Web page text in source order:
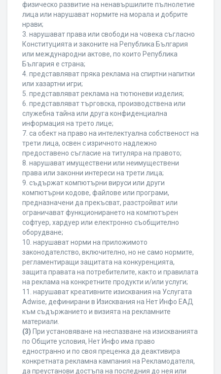
физическо развитие на ненавършилите пълнолетие
лица или нарушават нормите на морала и добрите
нрави;
3. нарушават права или свободи на човека съгласно
Конституцията и законите на Република България
или международни актове, по които Република
България е страна;
4. представляват пряка реклама на спиртни напитки
или хазартни игри;
5. представляват реклама на тютюневи изделия;
6. представляват търговска, производствена или
служебна тайна или друга конфиденциална
информация на трето лице;
7. са обект на право на интелектуална собственост на
трети лица, освен с изричното надлежно
предоставено съгласие на титуляра на правото;
8. нарушават имуществени или неимуществени
права или законни интереси на трети лица;
9. съдържат компютърни вируси или други
компютърни кодове, файлове или програми,
предназначени да прекъсват, разстройват или
ограничават функционирането на компютърен
софтуер, хардуер или електронно съобщително
оборудване;
10. нарушават норми на приложимото
законодателство, включително, но не само нормите,
регламентиращи защитата на конкуренцията,
защита правата на потребителите, както и правилата
на реклама на конкретните продукти и/или услуги;
11. нарушават креативните изисквания на Услугата
Adwise, дефинирани в Изисквания на Нет Инфо ЕАД
към съдържанието и визията на рекламните
материали.
(3) При установяване на неспазване на изискванията
по Общите условия, Нет Инфо има право
едностранно и по своя преценка да деактивира
конкретната рекламна кампания на Рекламодателя,
да преустанови достъпа на последния до нея или